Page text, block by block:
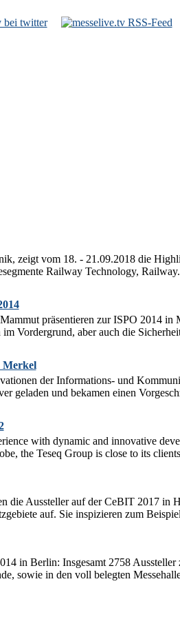
zeigt vom 18. - 21.09.2018 die
Railway Technology,
präsentieren zur ISPO 2014 in
Vordergrund, aber auch die
Merkel
der Informations- und
geladen und bekamen einen
with dynamic and innovative
the Teseq Group is close to its
die Aussteller auf der CeBIT 2017 in
auf. Sie inspizieren zum
in Berlin: Insgesamt 2758
sowie in den voll belegten